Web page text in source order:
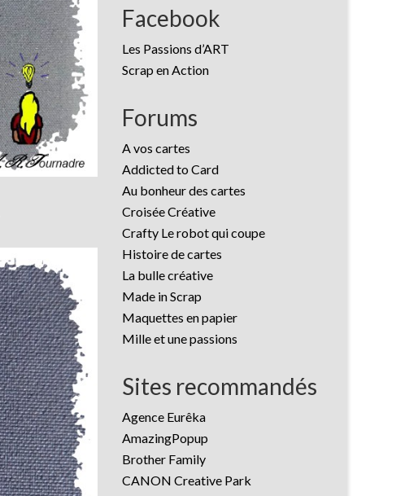
Facebook
Les Passions d’ART
Scrap en Action
Forums
A vos cartes
Addicted to Card
Au bonheur des cartes
Croisée Créative
Crafty Le robot qui coupe
Histoire de cartes
La bulle créative
Made in Scrap
Maquettes en papier
Mille et une passions
Sites recommandés
Agence Eurêka
AmazingPopup
Brother Family
CANON Creative Park